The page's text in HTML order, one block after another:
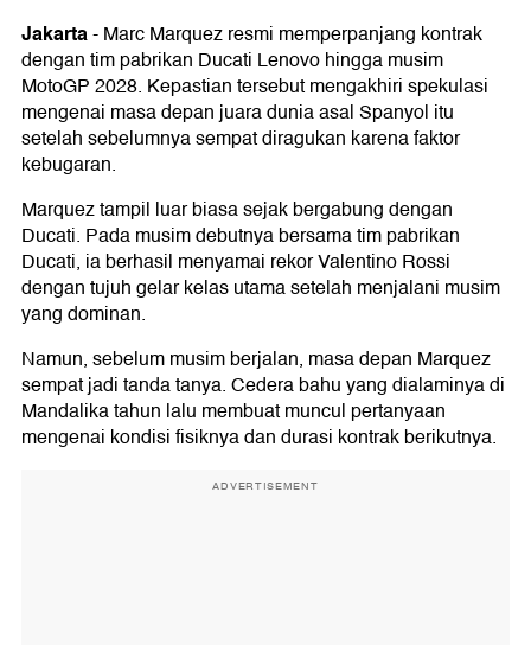
Jakarta-Marc Marquez resmi memperpanjang kontrak
dengan tim pabrikan Ducati Lenovo hingga musim
MotoGP 2028. Kepastian tersebut mengakhiri spekulasi
mengenai masa depan juara dunia asal Spanyol itu
setelah sebelumnya sempat diragukan karena faktor
kebugaran.
Marquez tampil luar biasa sejak bergabung dengan
Ducati. Pada musim debutnya bersama tim pabrikan
Ducati, ia berhasil menyamai rekor Valentino Rossi
dengan tujuh gelar kelas utama setelah menjalani musim
yang dominan.
Namun, sebelum musim berjalan, masa depan Marquez
sempat jadi tanda tanya. Cedera bahu yang dialaminya di
Mandalika tahun lalu membuat muncul pertanyaan
mengenai kondisi fisiknya dan durasi kontrak berikutnya.
ADVERTISEMENT